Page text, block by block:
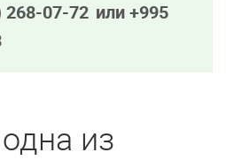
268-07-72 или +995
из